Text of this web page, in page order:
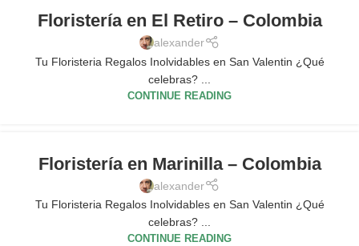
Floristería en El Retiro – Colombia
alexander
Tu Floristeria Regalos Inolvidables en San Valentin ¿Qué
celebras? ...
CONTINUE READING
Floristería en Marinilla – Colombia
alexander
Tu Floristeria Regalos Inolvidables en San Valentin ¿Qué
celebras? ...
CONTINUE READING